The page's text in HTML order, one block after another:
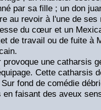
par sa fille ; un don
au revoir à l'une de
du cœur et un
de travail ou de fuite à
une catharsis
Cette catharsis
Sur fond de comédie
faisant des aveux